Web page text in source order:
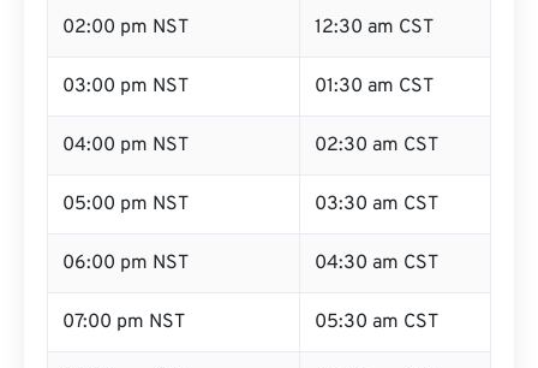
02:00 pm NST 12:30 am CST
03:00 pm NST 01:30 am CST
04:00 pm NST 02:30 am CST
05:00 pm NST 03:30 am CST
06:00 pm NST 04:30 am CST
07:00 pm NST 05:30 am CST